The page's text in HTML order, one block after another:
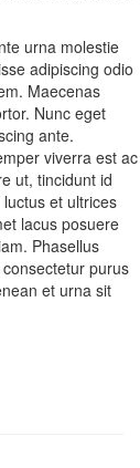
urna molestie
adipiscing odio
Maecenas
Nunc eget
ante.
viverra est ac
ut, tincidunt id
et ultrices
lacus posuere
Phasellus
purus
et urna sit